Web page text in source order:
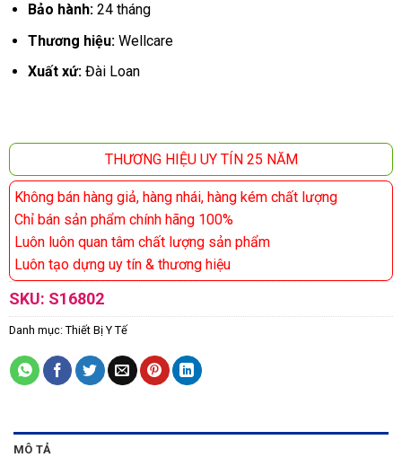
Bảo hành:24 tháng
Thương hiệu:Wellcare
Xuất xứ: Đài Loan
THƯƠNG HIỆU UY TÍN 25 NĂM
Không bán hàng giả, hàng nhái, hàng kém chất lượng
Chỉ bán sản phẩm chính hãng 100%
Luôn luôn quan tâm chất lượng sản phẩm
Luôn tạo dựng uy tín & thương hiệu
SKU: S16802
Danh mục: Thiết Bị Y Tế
MÔ TẢ